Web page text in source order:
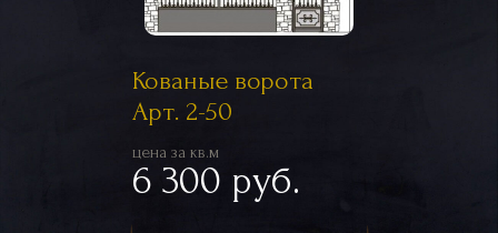
Кованые ворота
Арт. 2-50
цена за кв.м
6 300 руб.